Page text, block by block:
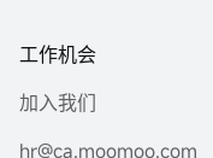
工作机会
加入我们
hr@ca.moomoo.com